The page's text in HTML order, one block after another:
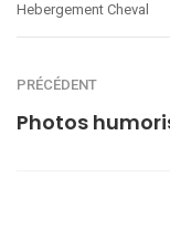
Hebergement Cheval
PRÉCÉDENT
Photos